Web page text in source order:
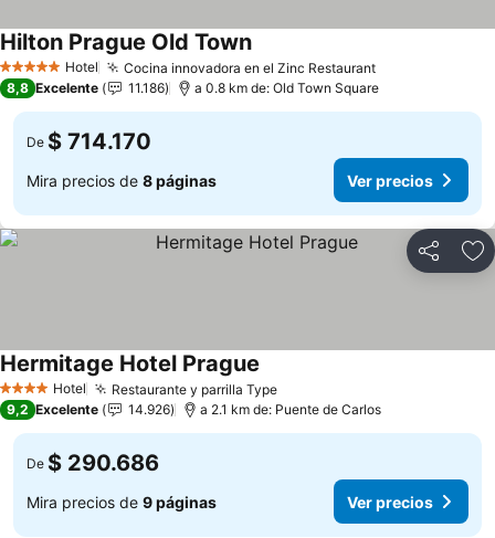
5 Estrellas Hotel Cocina innovadora en el Zinc Restaurant
Hilton Prague Old Town
8,8 Excelente 11.186 a 0.8 km de: Old Town Square
De $ 714.170
Mira precios de 8 páginas Ver precios
Compartir
4 EstrellasHotel Restaurante y parrilla Type
Hermitage Hotel Prague
9,2 Excelente 14.926 a 2.1 km de: Puente de Carlos
De $ 290.686
Mira precios de 9 páginas Ver precios